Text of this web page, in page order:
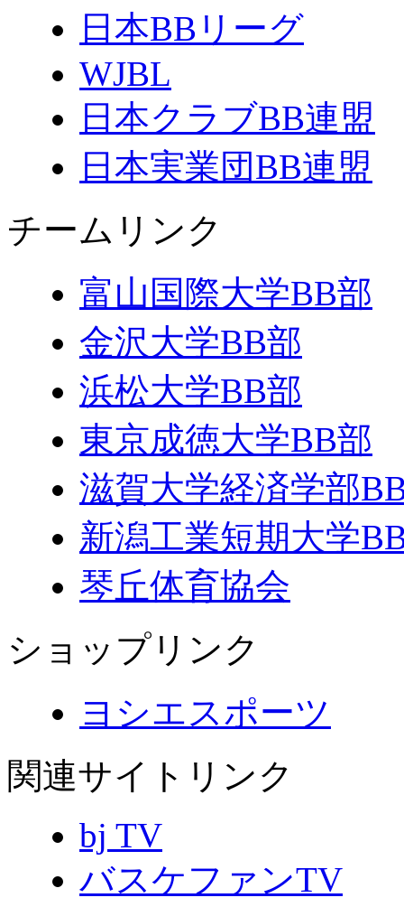
日本BBリーグ
WJBL
日本クラブBB連盟
日本実業団BB連盟
チームリンク
富山国際大学BB部
金沢大学BB部
浜松大学BB部
東京成徳大学BB部
滋賀大学経済学部
新潟工業短期大学
琴丘体育協会
ショップリンク
ヨシエスポーツ
関連サイトリンク
bj TV
バスケファンTV